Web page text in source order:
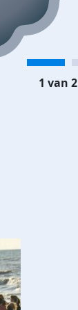
1 van 2